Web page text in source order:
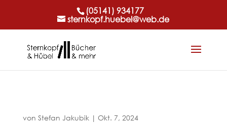
(05141) 934177
sternkopf.huebel@web.de
von Stefan Jakubik| Okt. 7, 2024